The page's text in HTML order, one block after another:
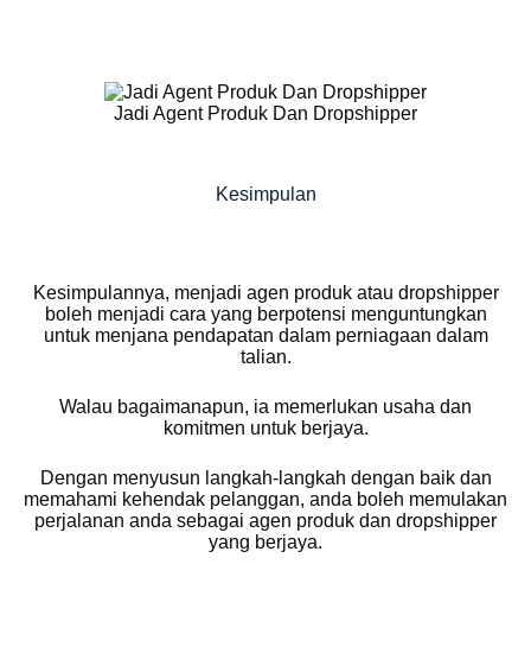
Jadi Agent Produk Dan Dropshipper
Kesimpulan
Kesimpulannya, menjadi agen produk atau dropshipper
boleh menjadi cara yang berpotensi menguntungkan
untuk menjana pendapatan dalam perniagaan dalam
talian.
Walau bagaimanapun, ia memerlukan usaha dan
komitmen untuk berjaya.
Dengan menyusun langkah-langkah dengan baik dan
memahami kehendak pelanggan, anda boleh memulakan
perjalanan anda sebagai agen produk dan dropshipper
yang berjaya.